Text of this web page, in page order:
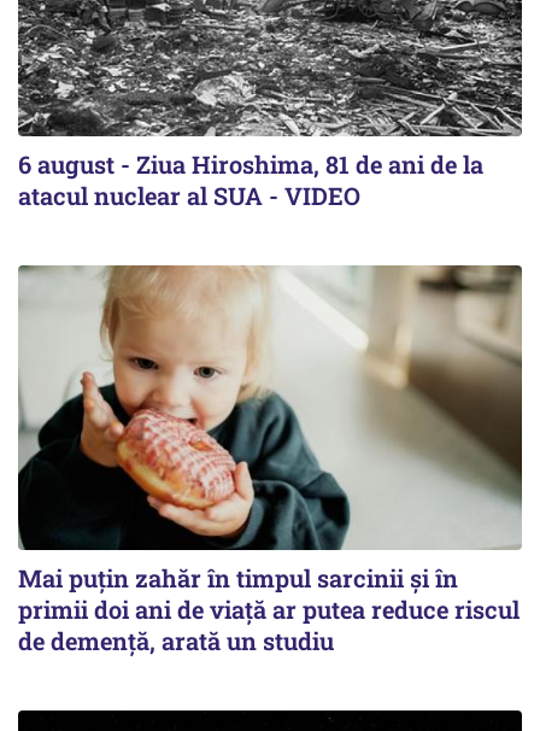
6 august - Ziua Hiroshima, 81 de ani de la
atacul nuclear al SUA - VIDEO
Mai puțin zahăr în timpul sarcinii și în
primii doi ani de viață ar putea reduce riscul
de demență, arată un studiu